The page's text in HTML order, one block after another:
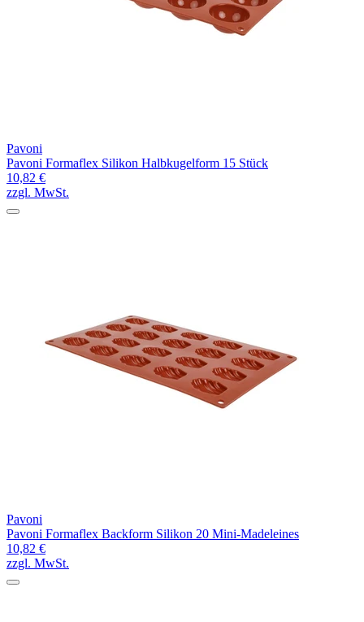
Pavoni
Pavoni Formaflex Silikon Halbkugelform 15 Stück
10,82 €
zzgl. MwSt.
Pavoni
Pavoni Formaflex Backform Silikon 20 Mini-Madeleines
10,82 €
zzgl. MwSt.